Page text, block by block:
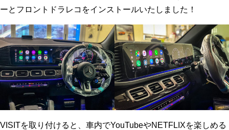
ーとフロントドラレコをインストールいたしました！
VISITを取り付けると、車内でYouTubeやNETFLIXを楽しめる